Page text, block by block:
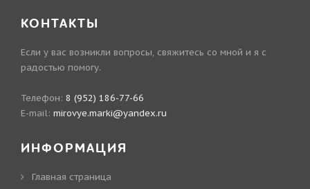
КОНТАКТЫ
Если у вас возникли вопросы, свяжитесь со мной и я с
радостью помогу.
Телефон: 8 (952) 186-77-66
E-mail: mirovye.marki@yandex.ru
ИНФОРМАЦИЯ
Главная страница